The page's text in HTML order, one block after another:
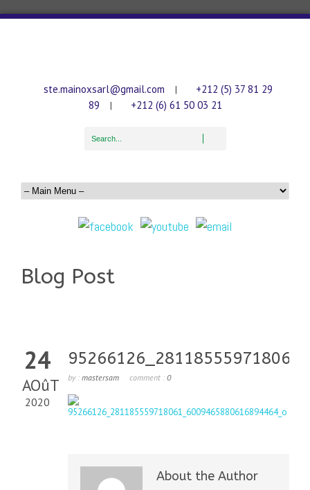
ste.mainoxsarl@gmail.com |
+212 (5) 37 81 29
89
| +212 (6) 61 50 03 21
Blog Post
24
AOûT
2020
by : mastersam comment : 0
About the Author